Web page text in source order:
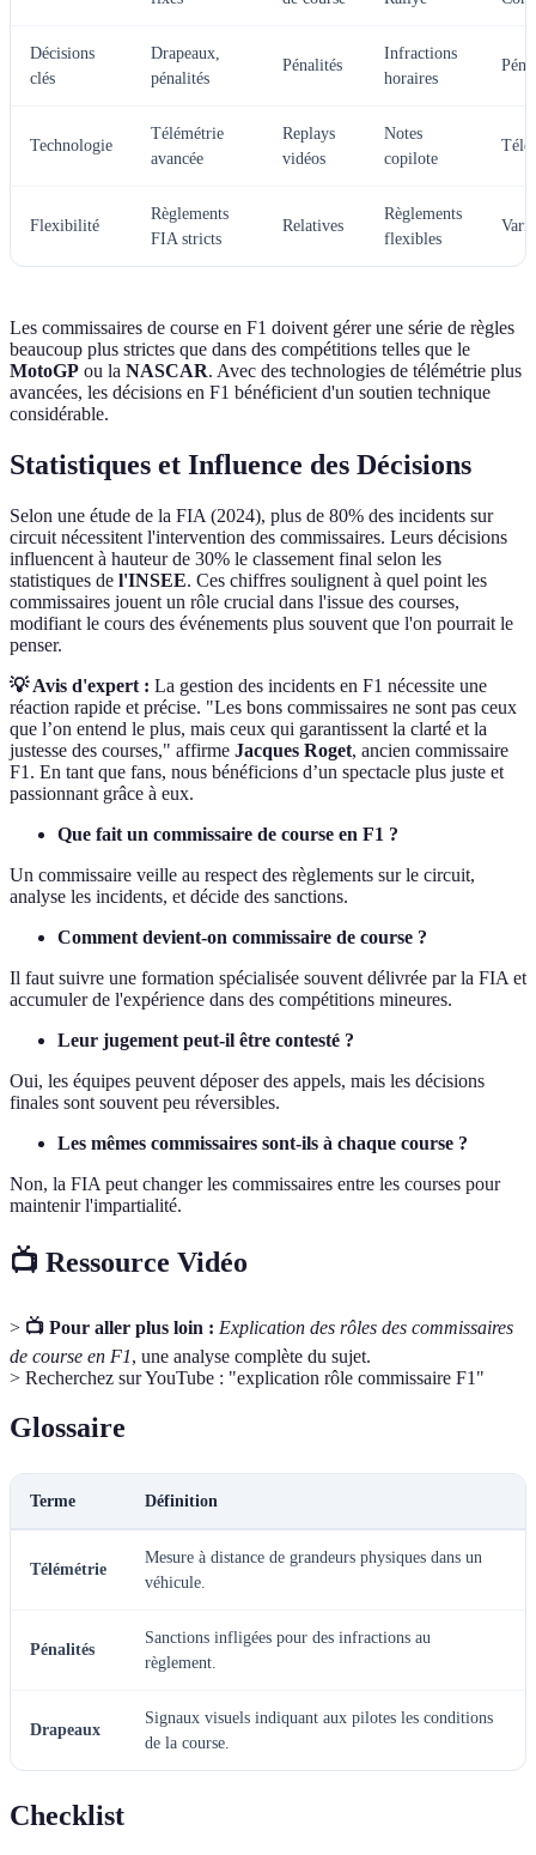
Décisions
clés
Drapeaux,
pénalités
Pénalités
Infractions
horaires
Technologie
Télémétrie
avancée
Replays
vidéos
Notes
copilote
Flexibilité
Règlements
FIA stricts
Relatives
Règlements
flexibles
Les commissaires de course en F1 doivent gérer une série de règles
beaucoup plus strictes que dans des compétitions telles que le
MotoGP ou la NASCAR. Avec des technologies de télémétrie plus
avancées, les décisions en F1 bénéficient d'un soutien technique
considérable.
Statistiques et Influence des Décisions
Selon une étude de la FIA (2024), plus de 80% des incidents sur
circuit nécessitent l'intervention des commissaires. Leurs décisions
influencent à hauteur de 30% le classement final selon les
statistiques de l'INSEE. Ces chiffres soulignent à quel point les
commissaires jouent un rôle crucial dans l'issue des courses,
modifiant le cours des événements plus souvent que l'on pourrait le
penser.
💡 Avis d'expert : La gestion des incidents en F1 nécessite une
réaction rapide et précise. "Les bons commissaires ne sont pas ceux
que l’on entend le plus, mais ceux qui garantissent la clarté et la
justesse des courses," affirme Jacques Roget, ancien commissaire
F1. En tant que fans, nous bénéficions d’un spectacle plus juste et
passionnant grâce à eux.
Que fait un commissaire de course en F1 ?
Un commissaire veille au respect des règlements sur le circuit,
analyse les incidents, et décide des sanctions.
Comment devient-on commissaire de course ?
Il faut suivre une formation spécialisée souvent délivrée par la FIA et
accumuler de l'expérience dans des compétitions mineures.
Leur jugement peut-il être contesté ?
Oui, les équipes peuvent déposer des appels, mais les décisions
finales sont souvent peu réversibles.
Les mêmes commissaires sont-ils à chaque course ?
Non, la FIA peut changer les commissaires entre les courses pour
maintenir l'impartialité.
📺 Ressource Vidéo
> 📺 Pour aller plus loin : Explication des rôles des commissaires
de course en F1, une analyse complète du sujet.
> Recherchez sur YouTube : "explication rôle commissaire F1"
Glossaire
Terme Définition
Télémétrie
Mesure à distance de grandeurs physiques dans un
véhicule.
Pénalités
Sanctions infligées pour des infractions au
règlement.
Drapeaux
Signaux visuels indiquant aux pilotes les conditions
de la course.
Checklist